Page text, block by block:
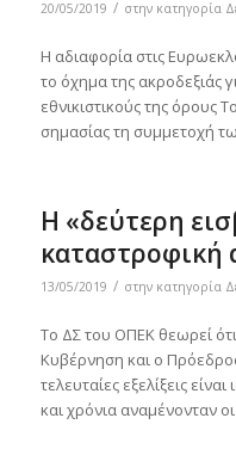
20/05/2019 / στην κατηγορία
Η αδιαφορία στις
το όχημα της ακροδεξιάς
εθνικιστικούς της όρους
σημασίας τη συμμετοχή
Η «δεύτερη
13/05/2019 / στην κατηγορία
Το ΔΣ του ΟΠΕΚ θεωρεί
Κυβέρνηση και ο
τελευταίες εξελίξεις
και χρόνια αναμένονταν